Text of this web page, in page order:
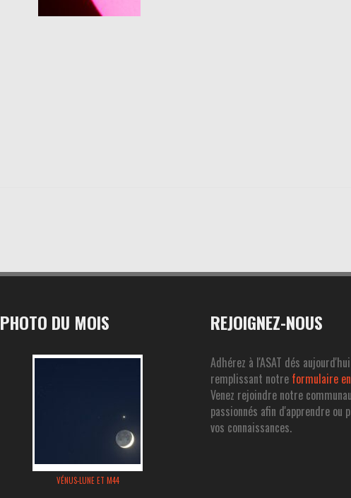
PHOTO DU MOIS
VÉNUS-LUNE ET M44
REJOIGNEZ-NOUS
Adhérez à l'ASAT dés
remplissant notre formulaire
Venez rejoindre notre
passionnés afin d'apprendre ou
vos connaissances.